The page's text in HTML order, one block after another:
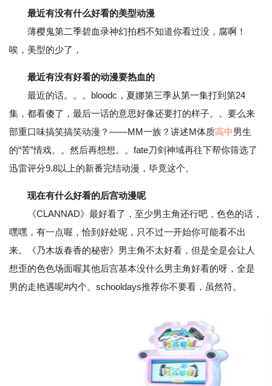
最近有没有什么好看的美型动漫
薄樱鬼第二季碧血录神幻拍档不知道你看过没，腐啊！
唉，美型的少了，
最近有没有好看的动漫要热血的
最近的话。。。bloodc，夏娜第三季从第一集打到第24
集，都看傻了，最后一话的意思好像还要打的样子。。要么来
部重口味搞笑搞笑动漫？——MM一族？讲述M体质高中男生
的“苦”情戏。。然后再想想。。fate刀剑神域再往下帮你筛选了
迅雷评分9.8以上的新番完结动漫，毕竟这个。
现在有什么好看的后宫动漫呢
《CLANNAD》最好看了，至少男主角还行吧，色色的话，
嘿嘿，有一点喔，恰到好处呢，只不过一开始你可能看不出
来。《乃木坂春香的秘密》男主角不太好看，但是全是会让人
想歪的色色场面喔其他后宫基本没什么男主角好看的呀，全是
男的走艳遇呢#内个。schooldays推荐你不要看，虽然符。